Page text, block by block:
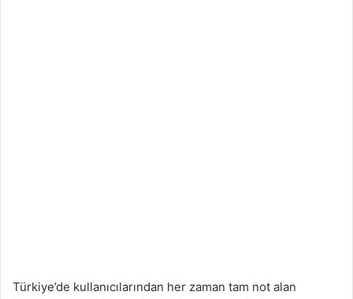
Türkiye’de kullanıcılarından her zaman tam not alan